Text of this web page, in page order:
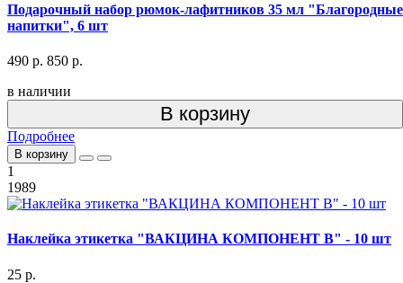
Подарочный набор рюмок-лафитников 35 мл "Благородные
напитки", 6 шт
490 р. 850 р.
в наличии
В корзину
Подробнее
В корзину
1
1989
Наклейка этикетка "ВАКЦИНА КОМПОНЕНТ В" - 10 шт
25 р.